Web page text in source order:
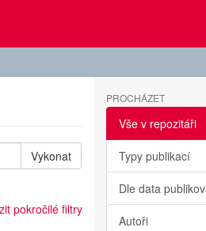
Vykonat
pokročilé filtry
PROCHÁZET
Vše v repozitáři
Typy publikací
Dle data
Autoři